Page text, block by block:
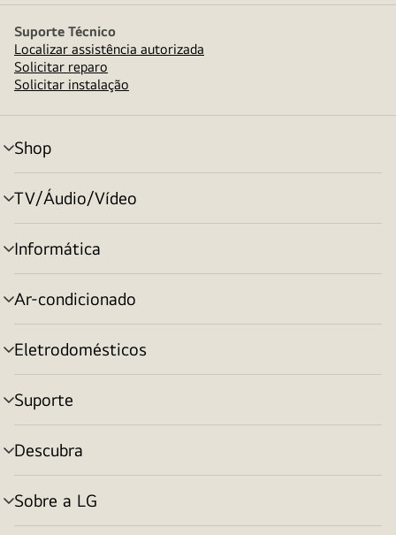
Suporte Técnico
Localizar assistência autorizada
Solicitar reparo
Solicitar instalação
Shop
alternar
menu
TV/Áudio/Vídeo
alternar
menu
Informática
alternar
menu
Ar-condicionado
alternar
menu
Eletrodomésticos
alternar
menu
Suporte
alternar
menu
Descubra
alternar
menu
Sobre a LG
alternar
menu